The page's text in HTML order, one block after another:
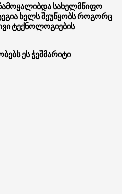
სახელმწიფო
ხელს შეუწყობს როგორც
ტექნოლოგიების
ეს ჭეშმარიტი